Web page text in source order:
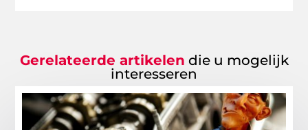
Gerelateerde artikelen die u mogelijk
interesseren